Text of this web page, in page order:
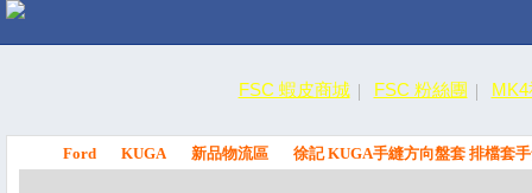
FSC 蝦皮商城 FSC 粉絲團
Ford KUGA 新品物流區 徐記 KUGA手縫方向盤套 排檔套